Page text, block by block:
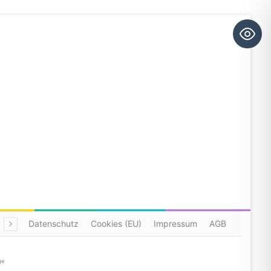
Datenschutz Cookies (EU) Impressum AGB